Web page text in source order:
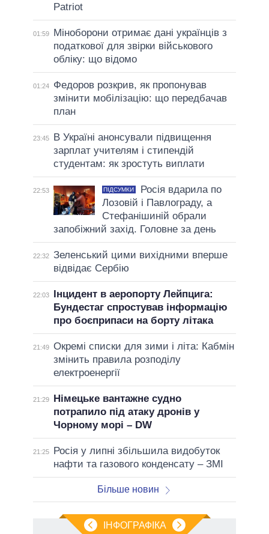
Patriot
01:59
Міноборони отримає дані українців з
податкової для звірки військового
обліку: що відомо
01:24
Федоров розкрив, як пропонував
змінити мобілізацію: що передбачав
план
23:45
В Україні анонсували підвищення
зарплат учителям і стипендій
студентам: як зростуть виплати
22:53 ПІДСУМКИ
Росія вдарила по
Лозовій і Павлограду, а
Стефанішиній обрали
запобіжний захід. Головне за день
22:32 Зеленський цими вихідними вперше
відвідає Сербію
22:03
Інцидент в аеропорту Лейпцига:
Бундестаг спростував інформацію
про боєприпаси на борту літака
21:49 Окремі списки для зими і літа: Кабмін
змінить правила розподілу
електроенергії
21:29
Німецьке вантажне судно
потрапило під атаку дронів у
Чорному морі – DW
21:25
Росія у липні збільшила видобуток
нафти та газового конденсату – ЗМІ
Більше новин
ІНФОГРАФІКА